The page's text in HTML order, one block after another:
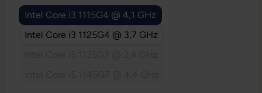
Intel Core i3 1115G4 @ 4,1 GHz
Intel Core i3 1125G4 @ 3,7 GHz